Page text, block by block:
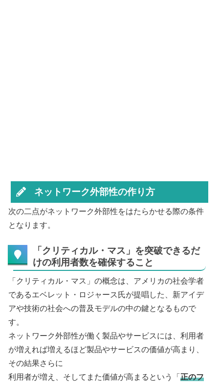
ネットワーク外部性の作り方
次の二点がネットワーク外部性をはたらかせる際の条件
となります。
「クリティカル・マス」を突破できるだ
けの利用者数を確保すること
「クリティカル・マス」の概念は、アメリカの社会学者
であるエベレット・ロジャース氏が提唱した、新アイデ
アや技術の社会への普及モデルの中の鍵となるもので
す。
ネットワーク外部性が働く製品やサービスには、利用者
が増えれば増えるほど製品やサービスの価値が高まり、
その結果さらに
利用者が増え、そしてまた価値が高まるという「 正のフ